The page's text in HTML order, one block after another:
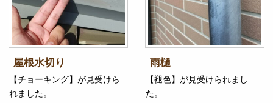
屋根水切り
【チョーキング】が見受けら
れました。
雨樋
【褪色】が見受けられまし
た。